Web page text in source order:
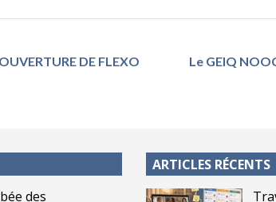
DE FLEXO
Le GEIQ
des
ARTICLES RÉCENTS